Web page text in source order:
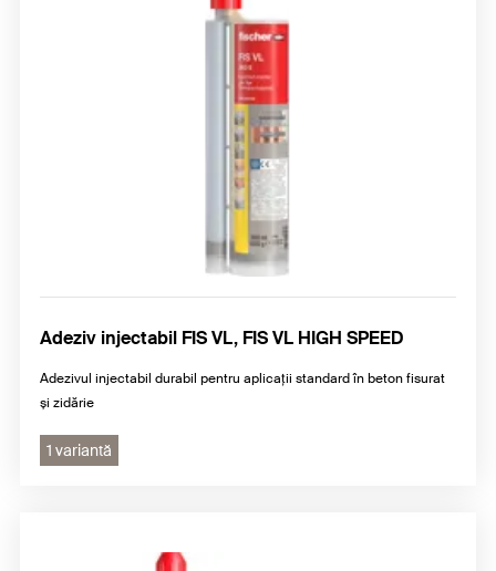
Adeziv injectabil FIS VL, FIS VL HIGH SPEED
Adezivul injectabil durabil pentru aplicații standard în beton fisurat
și zidărie
1 variantă